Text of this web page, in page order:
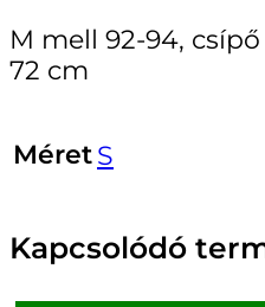
M mell 92-94,
72 cm
MéretS
Kapcsolódó